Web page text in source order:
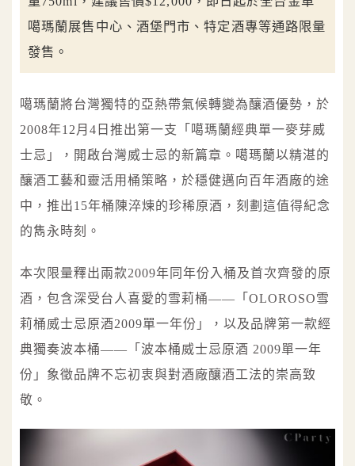
噶瑪蘭展售中心、酒堡門市、特定酒專等通路限量
發售。
噶瑪蘭將台灣獨特的亞熱帶氣候轉變為釀酒優勢，於
2008年12月4日推出第一支「噶瑪蘭經典單一麥芽威
士忌」，開啟台灣威士忌的新篇章。噶瑪蘭以精湛的
釀酒工藝和靈活用桶策略，於穩健邁向百年酒廠的途
中，推出15年桶陳淬煉的珍稀原酒，刻劃這值得紀念
的雋永時刻。
本次限量釋出兩款2009年同年份入桶及首次齊發的原
酒，包含深受台人喜愛的雪莉桶——「OLOROSO雪
莉桶威士忌原酒2009單一年份」，以及品牌第一款經
典獨奏波本桶——「波本桶威士忌原酒 2009單一年
份」象徵品牌不忘初衷與對酒廠釀酒工法的崇高致
敬。